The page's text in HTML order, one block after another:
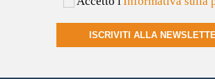
ISCRIVITI ALLA